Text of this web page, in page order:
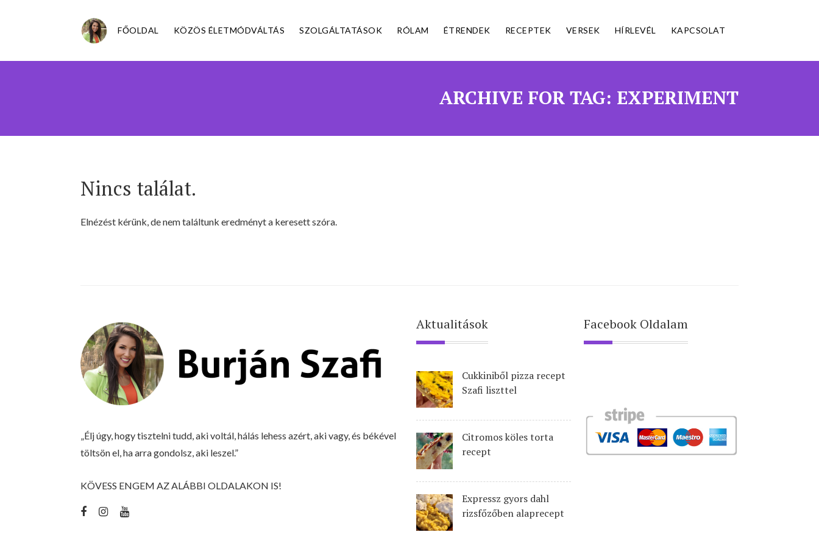
FŐOLDAL KÖZÖS ÉLETMÓDVÁLTÁS SZOLGÁLTATÁSOK RÓLAM ÉTRENDEK RECEPTEK VERSEK HÍRLEVÉL KAPCSOLAT
ARCHIVE FOR TAG: EXPERIMENT
Nincs találat.
Elnézést kérünk, de nem találtunk eredményt a keresett szóra.
„Élj úgy, hogy tisztelni tudd, aki voltál, hálás lehess azért, aki vagy, és békével
töltsön el, ha arra gondolsz, aki leszel.”
KÖVESS ENGEM AZ ALÁBBI OLDALAKON IS!
Aktualitások
Cukkiniből pizza recept
Szafi liszttel
Citromos köles torta
recept
Expressz gyors dahl
rizsfőzőben alaprecept
Facebook Oldalam